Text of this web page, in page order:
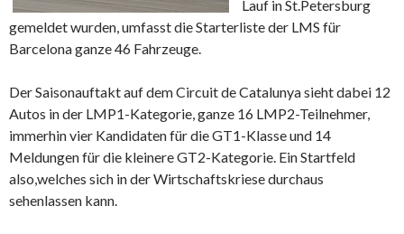
Lauf in St.Petersburg
gemeldet wurden, umfasst die Starterliste der LMS für
Barcelona ganze 46 Fahrzeuge.
Der Saisonauftakt auf dem Circuit de Catalunya sieht dabei 12
Autos in der LMP1-Kategorie, ganze 16 LMP2-Teilnehmer,
immerhin vier Kandidaten für die GT1-Klasse und 14
Meldungen für die kleinere GT2-Kategorie. Ein Startfeld
also,welches sich in der Wirtschaftskriese durchaus
sehenlassen kann.